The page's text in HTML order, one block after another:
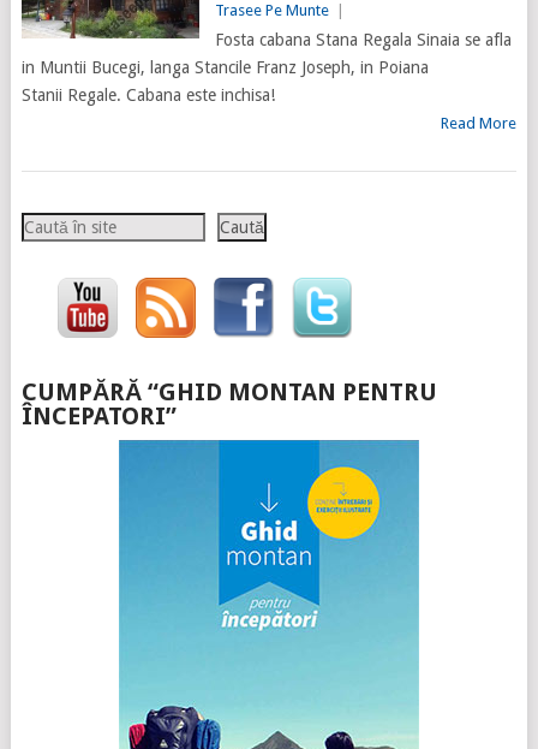
Trasee Pe Munte
Fosta cabana Stana Regala Sinaia se afla
in Muntii Bucegi, langa Stancile Franz Joseph, in Poiana
Stanii Regale. Cabana este inchisa!
Read More
Caută Caută
CUMPĂRĂ “GHID MONTAN PENTRU
ÎNCEPATORI”